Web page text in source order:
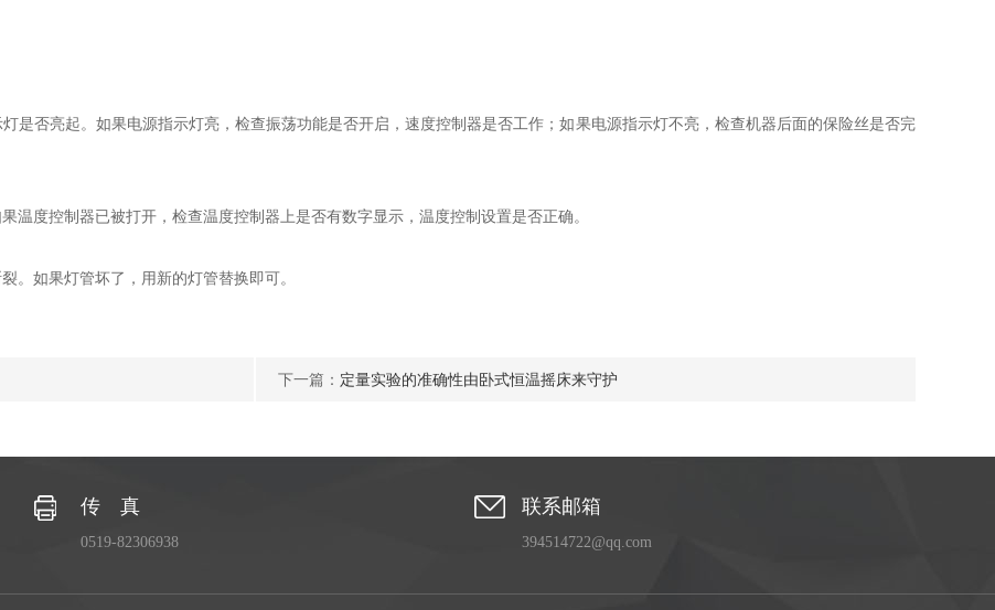
否亮起。如果电源指示灯亮，检查振荡功能是否开启，速度控制器是否工作；如果电源指示灯不亮，检查机器后面的保险丝是否完
度控制器已被打开，检查温度控制器上是否有数字显示，温度控制设置是否正确。
如果灯管坏了，用新的灯管替换即可。
下一篇： 定量实验的准确性由卧式恒温摇床来守护
传 真
0519-82306938
联系邮箱
394514722@qq.com